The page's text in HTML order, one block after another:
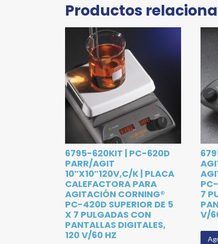
Productos
6795-620KIT | PC-620D
PARR/AGIT
10″X10″120V,C/K | PLACA
CALEFACTORA PARA
AGITACIÓN CORNING®
PC-420D SUPERIOR DE 5
X 7 PULGADAS CON
PANTALLAS DIGITALES,
120 V/60 HZ
7
V/